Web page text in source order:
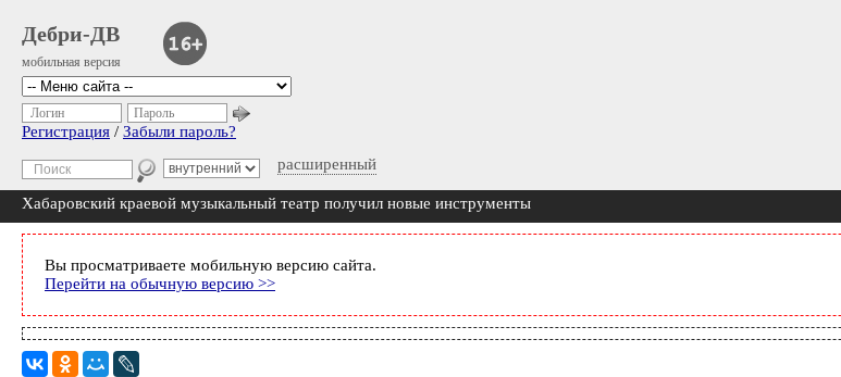
Дебри-ДВ
мобильная версия
расширенный
Логин Пароль
Регистрация / Забыли пароль?
Хабаровский краевой музыкальный театр получил новые инструменты
Вы просматриваете мобильную версию сайта.
Перейти на обычную версию >>